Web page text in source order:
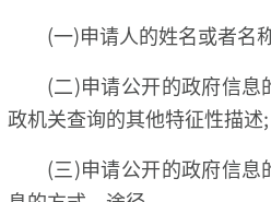
(一)申请人的姓名或者名
(二)申请公开的政府信
政机关查询的其他特征性描述;
(三)申请公开的政府信